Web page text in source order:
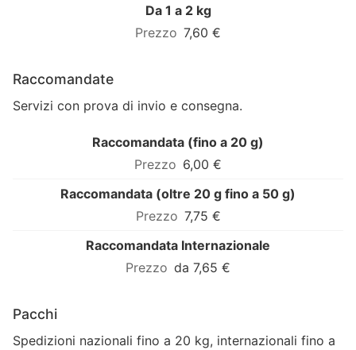
Da 1 a 2 kg
7,60 €
Raccomandate
Servizi con prova di invio e consegna.
Raccomandata (fino a 20 g)
6,00 €
Raccomandata (oltre 20 g fino a 50 g)
7,75 €
Raccomandata Internazionale
da 7,65 €
Pacchi
Spedizioni nazionali fino a 20 kg, internazionali fino a